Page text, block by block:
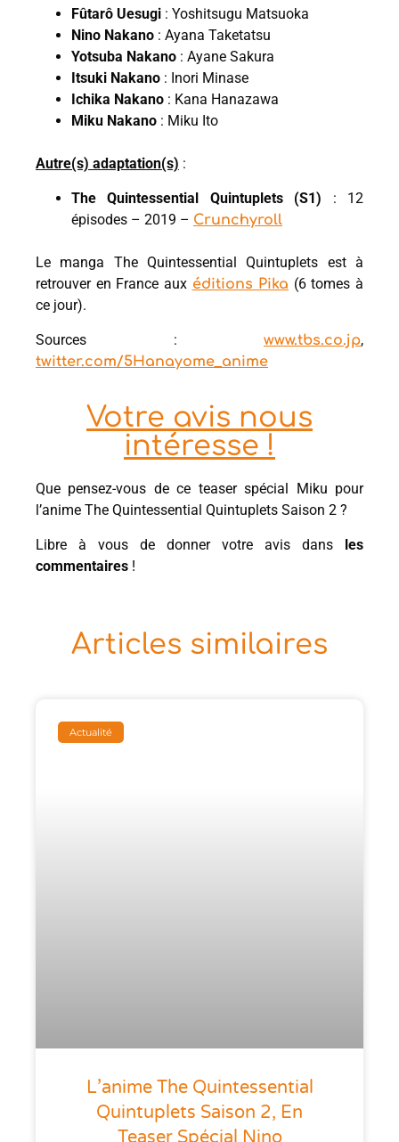
Fûtarô Uesugi : Yoshitsugu Matsuoka
Nino Nakano : Ayana Taketatsu
Yotsuba Nakano : Ayane Sakura
Itsuki Nakano : Inori Minase
Ichika Nakano : Kana Hanazawa
Miku Nakano : Miku Ito
Autre(s) adaptation(s) :
The Quintessential Quintuplets (S1) : 12
épisodes – 2019 – Crunchyroll
Le manga The Quintessential Quintuplets est à
retrouver en France aux éditions Pika (6 tomes à
ce jour).
Sources : www.tbs.co.jp,
twitter.com/5Hanayome_anime
Votre avis nous
intéresse !
Que pensez-vous de ce teaser spécial Miku pour
l’anime The Quintessential Quintuplets Saison 2 ?
Libre à vous de donner votre avis dans
les
commentaires !
Articles similaires
Actualité
L’anime The Quintessential
Quintuplets Saison 2, En
Teaser Spécial Nino